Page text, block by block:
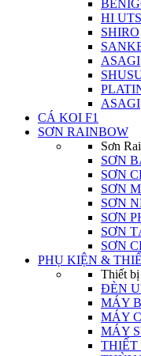
HI
SHIRO
ASAGI
ASAGI
CÁ KOI F1
SƠN RAINBOW
Sơn
SƠN
SƠN
SƠN
SƠN
SƠN
SƠN
SƠN
PHỤ KIỆN &
Thiết bị
ĐÈN
MÁY
MÁY
MÁY
THIẾT